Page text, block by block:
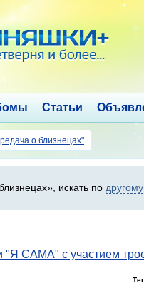
Статьи
о близнецах"
искать по другому
"Я САМА" с участием